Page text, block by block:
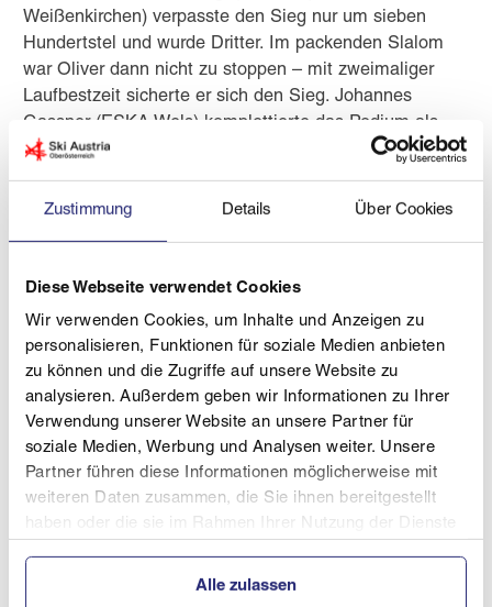
Zustimmung Details Über Cookies
Diese Webseite verwendet Cookies
Wir verwenden Cookies, um Inhalte und Anzeigen zu
personalisieren, Funktionen für soziale Medien anbieten
zu können und die Zugriffe auf unsere Website zu
analysieren. Außerdem geben wir Informationen zu Ihrer
Verwendung unserer Website an unsere Partner für
soziale Medien, Werbung und Analysen weiter. Unsere
Partner führen diese Informationen möglicherweise mit
weiteren Daten zusammen, die Sie ihnen bereitgestellt
Alle zulassen
Weißenkirchen) verpasste den Sieg nur um sieben
Hundertstel und wurde Dritter. Im packenden Slalom
war Oliver dann nicht zu stoppen – mit zweimaliger
Laufbestzeit sicherte er sich den Sieg. Johannes
Gassner (ESKA Wels) komplettierte das Podium als
Drittplatzierter. In der Kombination setzte sich Oliver
Europameister, während Johannes als Vize-
und wurde in seiner Klasse, Schüler 16, dreimal Vize-
Europameister.
Am Sonntag fanden zudem zwei Rennen im Rahmen
des Austria Shorty Cups statt, bei denen das OÖ-
Team erneut brillierte. Im Shorty-Rennen,
Vielseitigkeitslauf, siegten Tanja Vogl und Johannes
Gassner mit Laufbestzeiten, während Oliver Vogl bei
sicherte sich erneut Rang zwei in seiner Klasse. Im
Figl-Riesenslalom ließen Tanja und Johannes mit